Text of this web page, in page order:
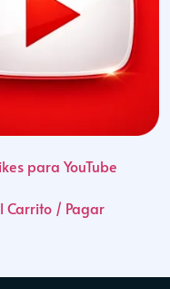
para YouTube
Carrito / Pagar